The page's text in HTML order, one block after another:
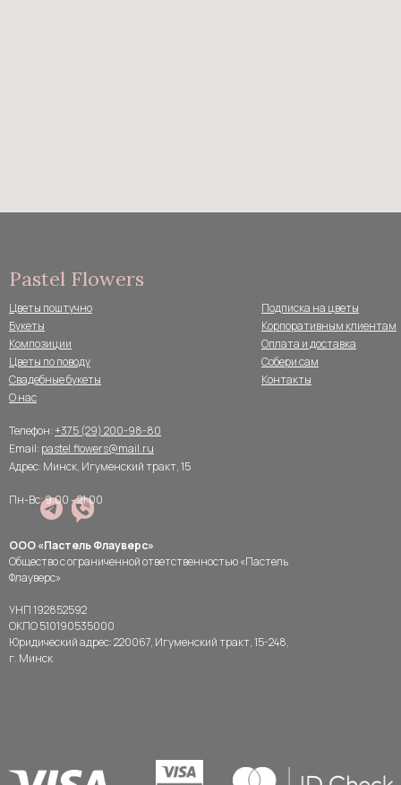
ООО «Пастель Флауверс»
Общество с ограниченной ответственностью «Пастель
Флауверс»
УНП 192852592
ОКПО 510190535000
Юридический адрес: 220067, Игуменский тракт, 15-248,
г. Минск
Телефон:+375 (29) 200-98-80
Email: pastel.flowers@mail.ru
Цветы поштучно
Адрес: Минск, Игуменский тракт, 15
Букеты
Композиции
Цветы по поводу
Пн-Вс: 9:00 - 21:00
Свадебные букеты
Pastel Flowers
О нас
Подписка на цветы
Корпоративным клиентам
Оплата и доставка
Собери сам
Контакты